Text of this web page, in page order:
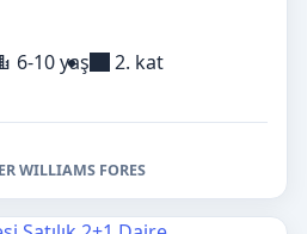
6-10 yaş 2. kat
WILLIAMS FORES